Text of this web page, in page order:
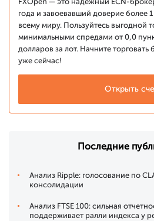
года и завоевавший доверие более
всему миру. Пользуйтесь выгодной
минимальными спредами от 0,0
долларов за лот. Начните
уже сейчас!
Открыть
Последние
Анализ Ripple: голосование по
консолидации
Анализ FTSE 100: сильная
поддерживает ралли индекса у